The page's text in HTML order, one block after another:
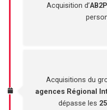
Acquisition d’
Acquisitions du
agences Régional
dépasse les